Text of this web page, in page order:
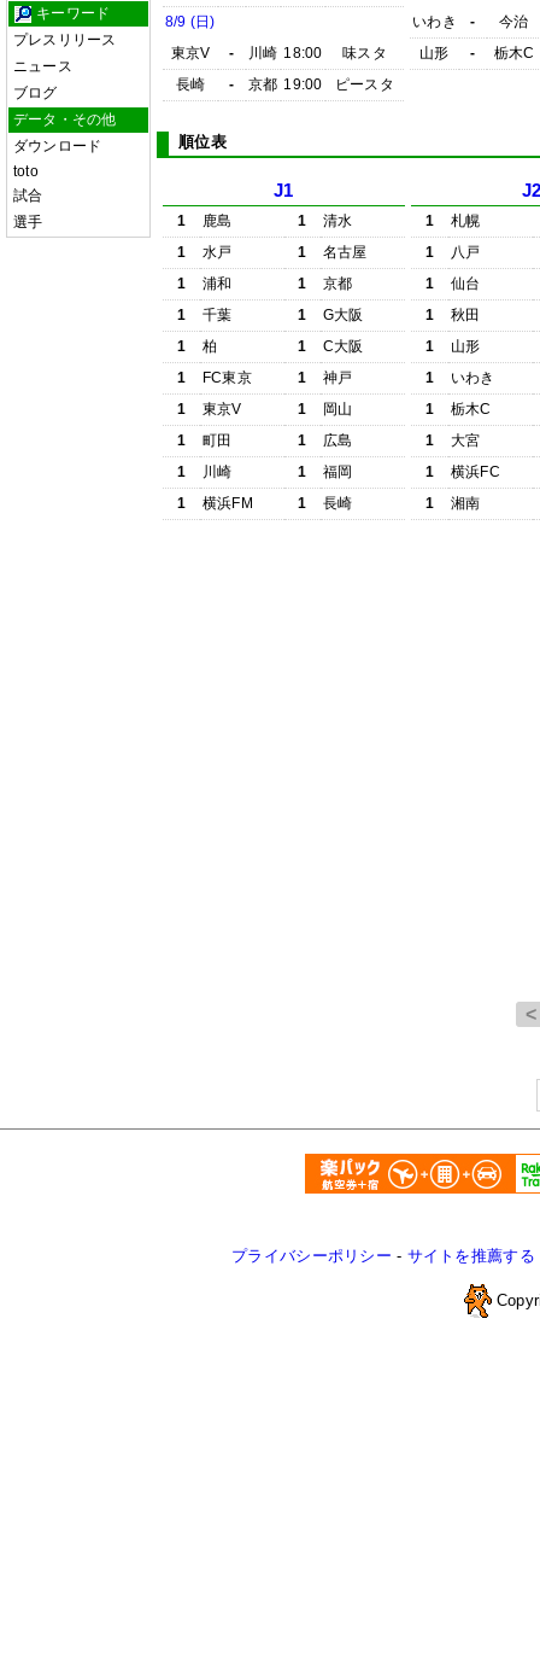
キーワード
プレスリリース
ニュース
ブログ
データ・その他
ダウンロード
toto
試合
選手
8/9 (日)
東京V
- 川崎 18:00
味スタ
長崎
- 京都 19:00 ピースタ
いわき
-
今治
山形
- 栃木C
順位表
J1
1 鹿島 1
清水
1
水戸 1
名古屋
1
浦和 1
京都
1
千葉 1
G大阪
1
柏 1
C大阪
1
FC東京 1
神戸
1
東京V 1
岡山
1
町田 1
広島
1
川崎 1
福岡
1
横浜FM 1 長崎
1
札幌
1
八戸
1
仙台
1
秋田
1
山形
1
いわき
1
栃木C
1
大宮
1
横浜FC
1
湘南
プライバシーポリシー - サイトを推薦する